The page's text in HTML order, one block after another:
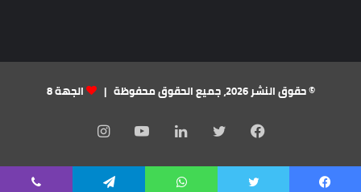
© حقوق النشر 2026، جميع الحقوق محفوظة | الجهة 8